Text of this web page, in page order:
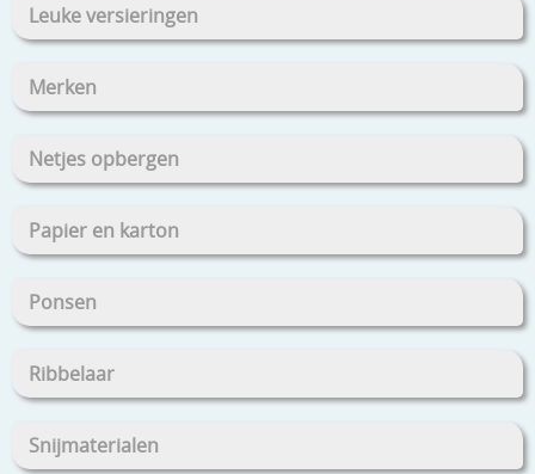
Leuke versieringen
Merken
Netjes opbergen
Papier en karton
Ponsen
Ribbelaar
Snijmaterialen